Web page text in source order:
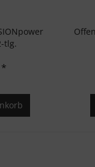
tlg.
*